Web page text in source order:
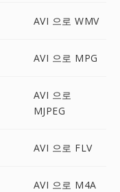
AVI 으로 WMV
AVI 으로 MPG
AVI 으로
MJPEG
AVI 으로 FLV
AVI 으로 M4A